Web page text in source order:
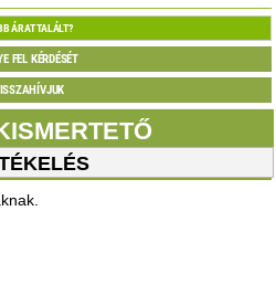
ÁRAT TALÁLT?
FEL KÉRDÉSÉT